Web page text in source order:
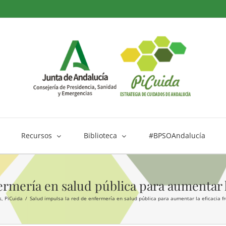
Recursos Biblioteca #BPSOAndalucía
en salud pública para
PiCuida Salud impulsa la red de enfermería en salud pública para aumentar la eficacia